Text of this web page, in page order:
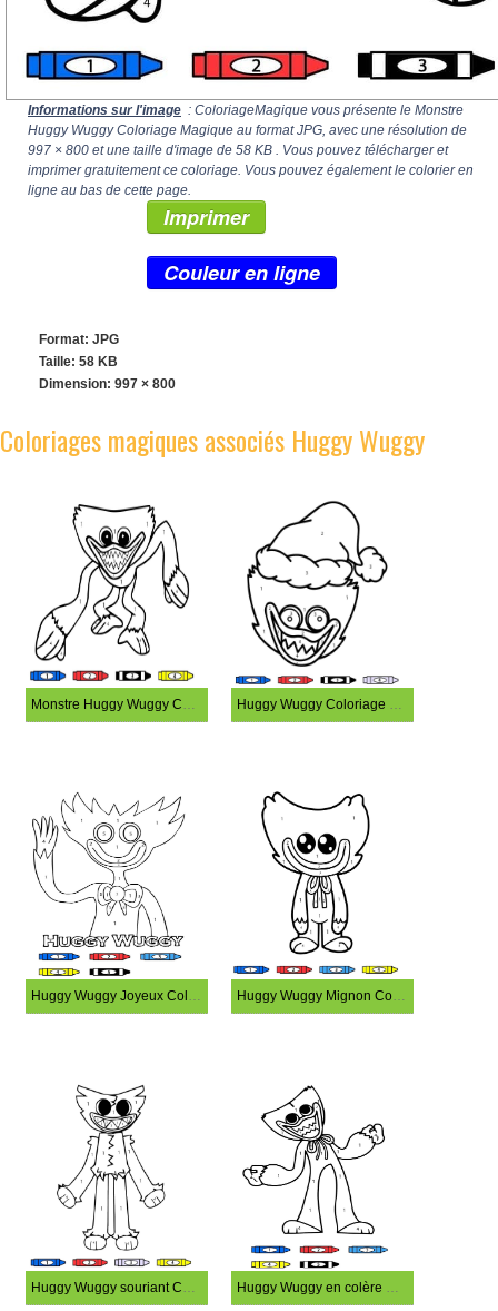
Informations sur l'image : ColoriageMagique vous présente le Monstre
Huggy Wuggy Coloriage Magique au format JPG, avec une résolution de
997 × 800 et une taille d'image de 58 KB . Vous pouvez télécharger et
imprimer gratuitement ce coloriage. Vous pouvez également le colorier en
ligne au bas de cette page.
Imprimer
Couleur en ligne
Format: JPG
Taille: 58 KB
Dimension: 997 × 800
Coloriages magiques associés Huggy Wuggy
Monstre Huggy Wuggy Coloriage Magique Huggy Wuggy Coloriage Magique Imprimable
Huggy Wuggy Joyeux Coloriage Magique Huggy Wuggy Mignon Coloriage Magique
Huggy Wuggy souriant Coloriage Magique Huggy Wuggy en colère Coloriage Magique